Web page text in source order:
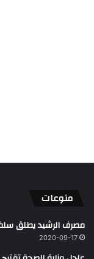
منوعات
مصرف الرشيد يطلق سلفة 100 مليون لهذه الفئة من
2020-09-17